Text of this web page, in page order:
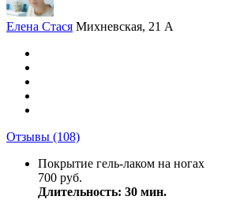
Елена Стася Михневская, 21 А
Отзывы (108)
Покрытие гель-лаком на ногах
700 руб.
Длительность: 30 мин.